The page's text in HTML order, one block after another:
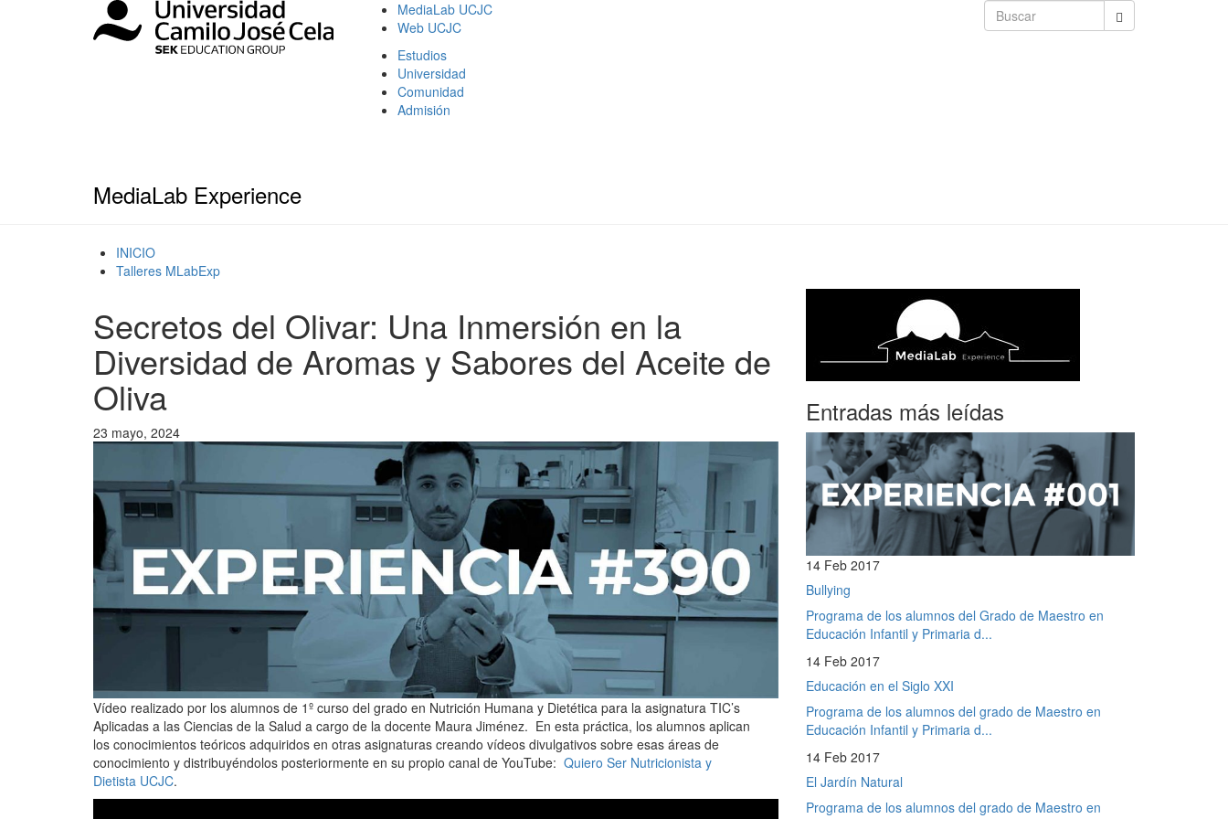
MediaLab UCJC
Web UCJC
Estudios
Universidad
Comunidad
Admisión
MediaLab Experience
INICIO
Talleres MLabExp
Secretos del Olivar: Una Inmersión en la
Diversidad de Aromas y Sabores del Aceite de
Oliva
23 mayo, 2024
Vídeo realizado por los alumnos de 1º curso del grado en Nutrición Humana y Dietética para la asignatura TIC’s
Aplicadas a las Ciencias de la Salud a cargo de la docente Maura Jiménez. En esta práctica, los alumnos aplican
los conocimientos teóricos adquiridos en otras asignaturas creando vídeos divulgativos sobre esas áreas de
conocimiento y distribuyéndolos posteriormente en su propio canal de YouTube: Quiero Ser Nutricionista y
Dietista UCJC.
Entradas más leídas
14 Feb 2017
Bullying
Programa de los alumnos del Grado de Maestro en
Educación Infantil y Primaria d...
14 Feb 2017
Educación en el Siglo XXI
Programa de los alumnos del grado de Maestro en
Educación Infantil y Primaria d...
14 Feb 2017
El Jardín Natural
Programa de los alumnos del grado de Maestro en